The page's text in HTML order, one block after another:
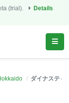
(trial).
Details
ダイナスティ